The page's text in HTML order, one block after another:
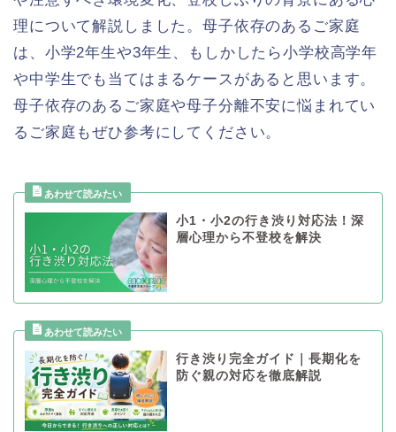
理について解説しました。母子依存のあるご家庭
は、小学2年生や3年生、もしかしたら小学校高学年
や中学生でも当てはまるケースがあると思います。
母子依存のあるご家庭や母子分離不安に悩まれてい
るご家庭もぜひ参考にしてください。
小1・小2の行き渋り対応法！深
層心理から不登校を解決
行き渋り完全ガイド｜長期化を
防ぐ親の対応を徹底解説